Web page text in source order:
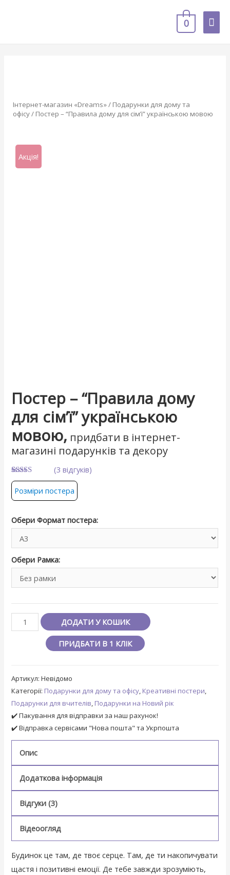
0
Акція!
Інтернет-магазин «Dreams»/ Подарунки для дому та
офісу/ Постер – “Правила дому для сім’ї” українською мовою
Постер – “Правила дому
для сім’ї” українською
мовою, придбати в інтернет-
магазині подарунків та декору
Рейтинг
4.6666666666667
з 5 на
основі
3
покупців
(3 відгуків)
Розміри постера
Обери Формат постера:
Обери Рамка:
ДОДАТИ У КОШИК
ПРИДБАТИ В 1 КЛІК
Артикул:Невідомо
Категорії: Подарунки для дому та офісу, Креативні постери,
Подарунки для вчителів, Подарунки на Новий рік
✔️ Пакування для відправки за наш рахунок!
✔️ Відправка сервісами "Нова пошта" та Укрпошта
Опис
Додаткова інформація
Відгуки (3)
Відеоогляд
Будинок це там, де твоє серце. Там, де ти накопичувати
щастя і позитивні емоції. Де тебе завжди зрозуміють,